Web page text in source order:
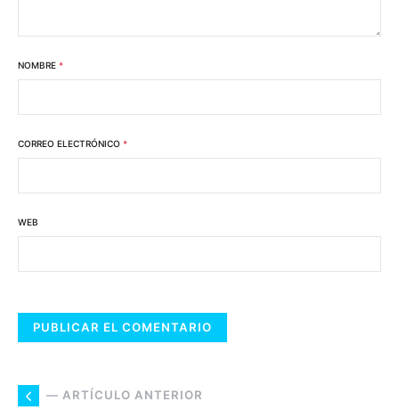
NOMBRE *
CORREO ELECTRÓNICO *
WEB
— ARTÍCULO ANTERIOR